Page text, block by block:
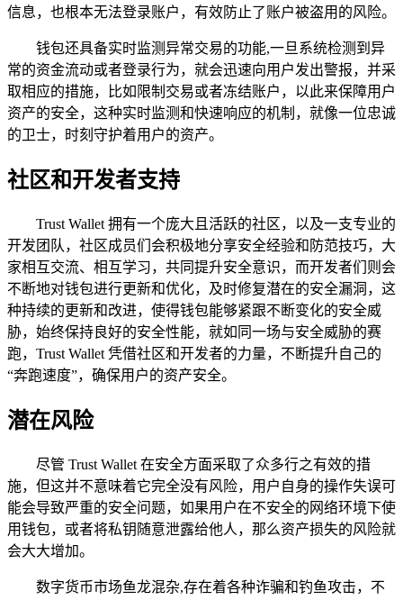
信息，也根本无法登录账户，有效防止了账户被盗用的风险。
钱包还具备实时监测异常交易的功能,一旦系统检测到异
常的资金流动或者登录行为，就会迅速向用户发出警报，并采
取相应的措施，比如限制交易或者冻结账户，以此来保障用户
资产的安全，这种实时监测和快速响应的机制，就像一位忠诚
的卫士，时刻守护着用户的资产。
社区和开发者支持
Trust Wallet 拥有一个庞大且活跃的社区，以及一支专业的
开发团队，社区成员们会积极地分享安全经验和防范技巧，大
家相互交流、相互学习，共同提升安全意识，而开发者们则会
不断地对钱包进行更新和优化，及时修复潜在的安全漏洞，这
种持续的更新和改进，使得钱包能够紧跟不断变化的安全威
胁，始终保持良好的安全性能，就如同一场与安全威胁的赛
跑，Trust Wallet 凭借社区和开发者的力量，不断提升自己的
“奔跑速度”，确保用户的资产安全。
潜在风险
尽管 Trust Wallet 在安全方面采取了众多行之有效的措
施，但这并不意味着它完全没有风险，用户自身的操作失误可
能会导致严重的安全问题，如果用户在不安全的网络环境下使
用钱包，或者将私钥随意泄露给他人，那么资产损失的风险就
会大大增加。
数字货币市场鱼龙混杂,存在着各种诈骗和钓鱼攻击，不